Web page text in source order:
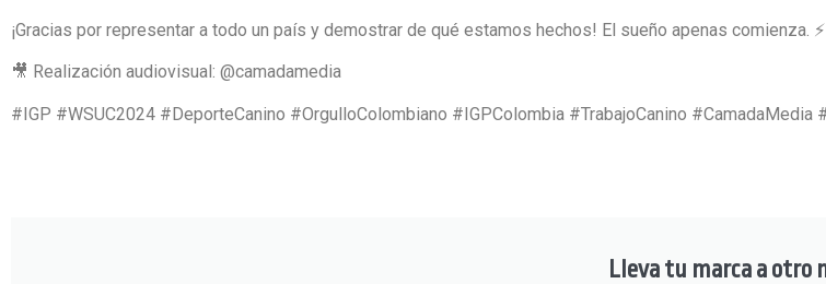
¡Gracias por representar a todo un país y demostrar de qué estamos hechos! El sueño apenas comienza.
🎥 Realización audiovisual: @camadamedia
#IGP #WSUC2024 #DeporteCanino #OrgulloColombiano #IGPColombia #TrabajoCanino #CamadaMedia
Lleva tu marca a otro